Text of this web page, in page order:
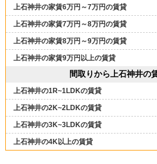
上石神井の家賃6万円～7万円の賃貸
上石神井の家賃7万円～8万円の賃貸
上石神井の家賃8万円～9万円の賃貸
上石神井の家賃9万円以上の賃貸
間取りから上石神井の
上石神井の1R~1LDKの賃貸
上石神井の2K~2LDKの賃貸
上石神井の3K~3LDKの賃貸
上石神井の4K以上の賃貸